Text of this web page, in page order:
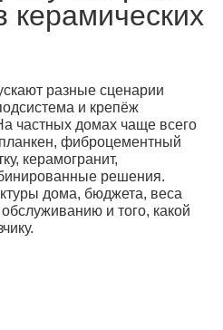
керамических
разные сценарии
и крепёж
частных домах чаще всего
фиброцементный
керамогранит,
решения.
дома, бюджета, веса
и того, какой